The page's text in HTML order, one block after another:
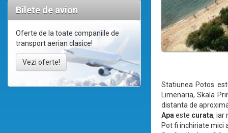
Bilete de avion
Oferte de la toate companiile de
transport aerian clasice!
Vezi oferte!
Statiunea Potos
Limenaria, Skala
distanta de
Apa este curata, iar
Pot fi inchiriate mici